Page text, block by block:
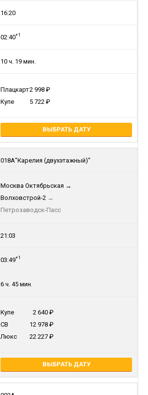
16:20
02:40+1
10 ч. 19 мин.
Плацкарт2 998
Купе
5 722
ВЫБРАТЬ ДАТУ
018А"Карелия (двухэтажный)"
Москва Октябрьская →
Волховстрой-2 →
Петрозаводск-Пасс
21:03
03:49+1
6 ч. 45 мин.
Купе
2 640
СВ
12 978
Люкс
22 227
ВЫБРАТЬ ДАТУ